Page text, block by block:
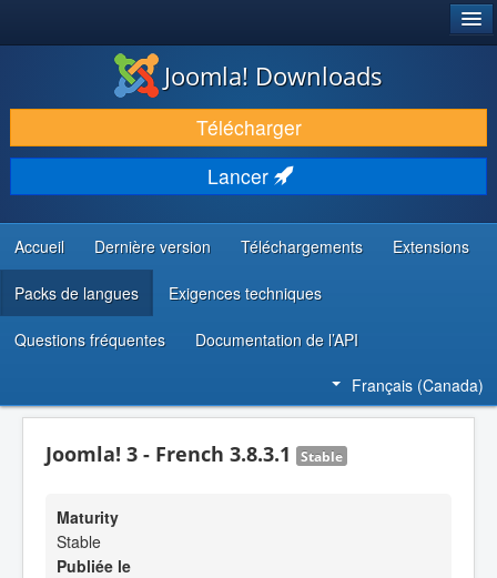
TÉLÉCHARGER & ENRICHIR
DÉCOUVRIR & APPRENDRE
COMMUNAUTÉ & SUPPORT
RESSOURCES DÉVELOPPEURS
Joomla! Downloads
Télécharger
Lancer
Accueil Dernière version Téléchargements Extensions
Packs de langues Exigences techniques
Questions fréquentes Documentation de l’API
Français (Canada)
Joomla! 3 - French 3.8.3.1 Stable
Maturity
Stable
Publiée le